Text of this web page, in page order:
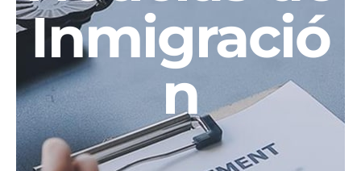
Inmigració
n